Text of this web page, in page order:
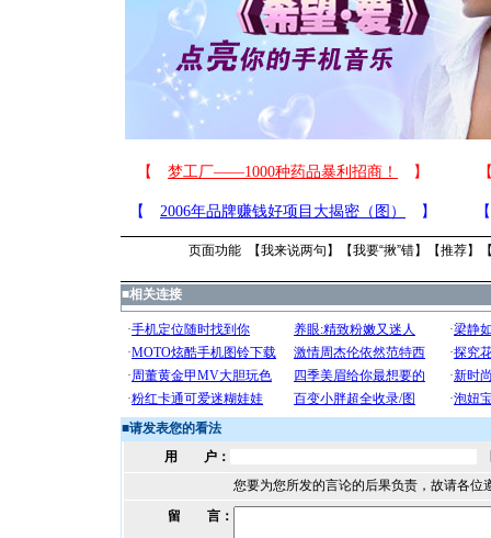
页面功能 【我来说两句 】【我要“揪”错】【推荐】
■相关连接
■请发表您的看法
用 户：
您要为您所发的言论的后果负责，故请各位
留 言：